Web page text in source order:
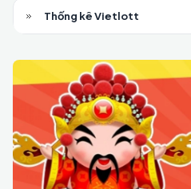
Thống kê Vietlott